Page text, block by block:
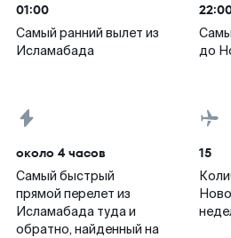
01:00
Самый ранний вылет из
Исламабада
до
около 4 часов
Самый быстрый
прямой перелет из
Исламабада туда и
обратно, найденный на
15